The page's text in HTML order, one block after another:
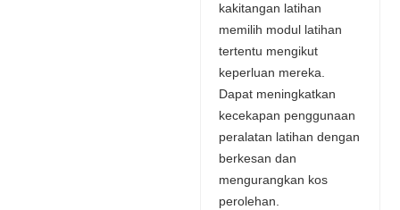
kakitangan latihan
memilih modul latihan
tertentu mengikut
keperluan mereka.
Dapat meningkatkan
kecekapan penggunaan
peralatan latihan dengan
berkesan dan
mengurangkan kos
perolehan.